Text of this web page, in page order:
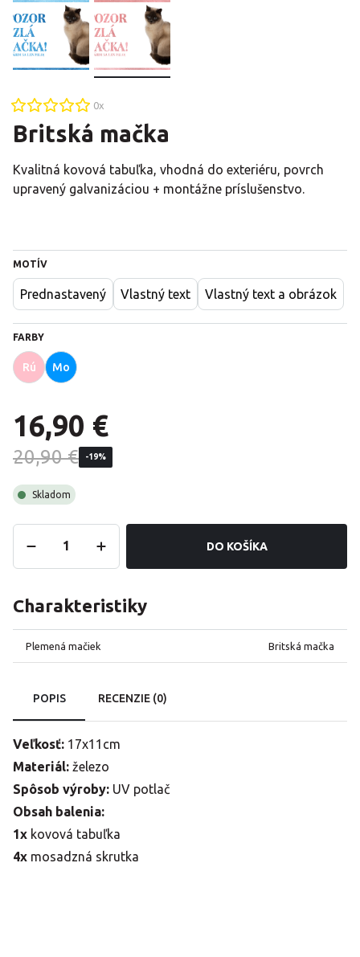
0x
Britská mačka
Kvalitná kovová tabuľka, vhodná do exteriéru, povrch
upravený galvanizáciou + montážne príslušenstvo.
MOTÍV
Prednastavený Vlastný text Vlastný text a obrázok
FARBY
Rú Mo
16,90 €
20,90 € -19%
Skladom
DO KOŠÍKA
Charakteristiky
Plemená mačiek Britská mačka
POPIS RECENZIE (0)
Veľkosť: 17x11cm
Materiál: železo
Spôsob výroby: UV potlač
Obsah balenia:
1x kovová tabuľka
4x mosadzná skrutka